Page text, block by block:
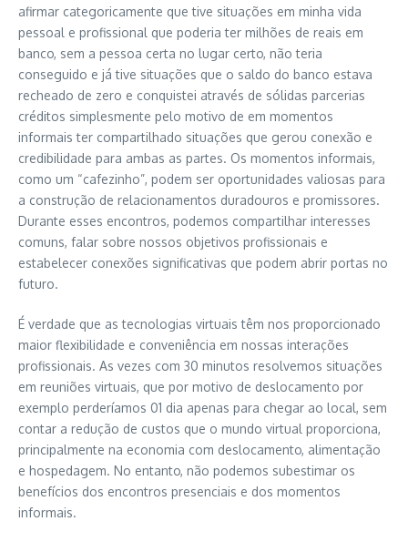
afirmar categoricamente que tive situações em minha vida
pessoal e profissional que poderia ter milhões de reais em
banco, sem a pessoa certa no lugar certo, não teria
conseguido e já tive situações que o saldo do banco estava
recheado de zero e conquistei através de sólidas parcerias
créditos simplesmente pelo motivo de em momentos
informais ter compartilhado situações que gerou conexão e
credibilidade para ambas as partes. Os momentos informais,
como um “cafezinho”, podem ser oportunidades valiosas para
a construção de relacionamentos duradouros e promissores.
Durante esses encontros, podemos compartilhar interesses
comuns, falar sobre nossos objetivos profissionais e
estabelecer conexões significativas que podem abrir portas no
futuro.
É verdade que as tecnologias virtuais têm nos proporcionado
maior flexibilidade e conveniência em nossas interações
profissionais. As vezes com 30 minutos resolvemos situações
em reuniões virtuais, que por motivo de deslocamento por
exemplo perderíamos 01 dia apenas para chegar ao local, sem
contar a redução de custos que o mundo virtual proporciona,
principalmente na economia com deslocamento, alimentação
e hospedagem. No entanto, não podemos subestimar os
benefícios dos encontros presenciais e dos momentos
informais.